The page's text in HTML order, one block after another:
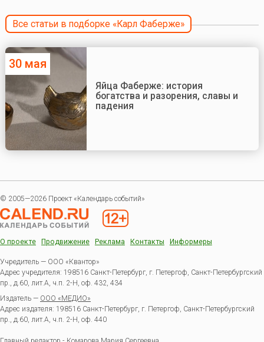
Все статьи в подборке «Карл Фаберже»
30 мая
Яйца Фаберже: история
богатства и разорения, славы и
падения
© 2005—2026 Проект «Календарь событий»
О проекте Продвижение Реклама Контакты Информеры
Учредитель — ООО «Квантор»
Адрес учредителя: 198516 Санкт-Петербург, г. Петергоф, Санкт-Петербургский
пр., д.60, лит.А, ч.п. 2-Н, оф. 432, 434
Издатель — ООО «МЕДИО»
Адрес издателя: 198516 Санкт-Петербург, г. Петергоф, Санкт-Петербургский
пр., д.60, лит.А, ч.п. 2-Н, оф. 440